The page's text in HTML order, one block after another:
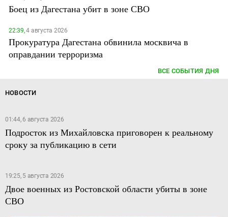
Боец из Дагестана убит в зоне СВО
22:39,4 августа 2026
Прокуратура Дагестана обвинила москвича в
оправдании терроризма
ВСЕ СОБЫТИЯ ДНЯ
НОВОСТИ
01:44, 6 августа 2026
Подросток из Михайловска приговорен к реальному
сроку за публикацию в сети
19:25, 5 августа 2026
Двое военных из Ростовской области убиты в зоне
СВО